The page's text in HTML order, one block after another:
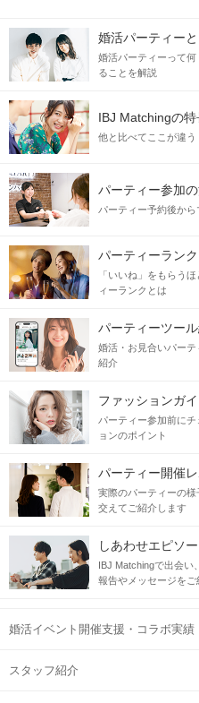
婚活パーティー
婚活パーティーって
ることを解説
IBJ Matchingの特
他と比べてここが違
パーティー参加
パーティー予約後か
パーティーラン
「いいね」をもらう
ィーランクとは
パーティーツー
婚活・お見合いパー
紹介
ファッションガイ
パーティー参加前に
ョンのポイント
パーティー開催
実際のパーティーの
交えてご紹介します
しあわせエピソ
IBJ Matchingで出会い
報告やメッセージをご
婚活イベント開催支援・コラボ実績
スタッフ紹介